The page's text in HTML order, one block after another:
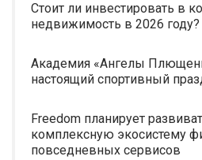
Стоит ли инвестировать в
недвижимость в 2026 году?
Академия «Ангелы
настоящий спортивный
Freedom планирует
комплексную экосистему
повседневных сервисов